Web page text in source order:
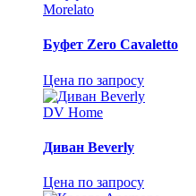
Morelato
Буфет Zero Cavaletto
Цена по запросу
DV Home
Диван Beverly
Цена по запросу